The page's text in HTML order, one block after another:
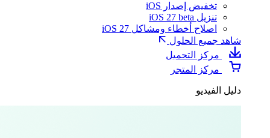
تخفيض إصدار iOS
تنزيل iOS 27 beta
اصلاح أخطاء ومشاكل iOS 27
شاهد جميع الحلول
مركز التحميل
مركز المتجر
دليل الفيديو